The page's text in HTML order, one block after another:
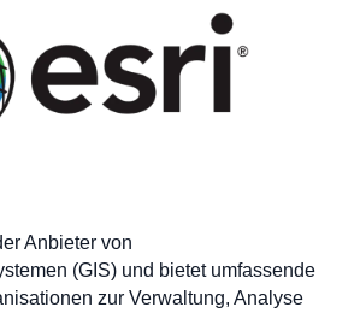
Anbieter von
(GIS) und bietet umfassende
zur Verwaltung, Analyse